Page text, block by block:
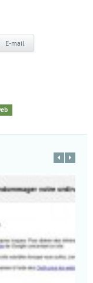
E-mail